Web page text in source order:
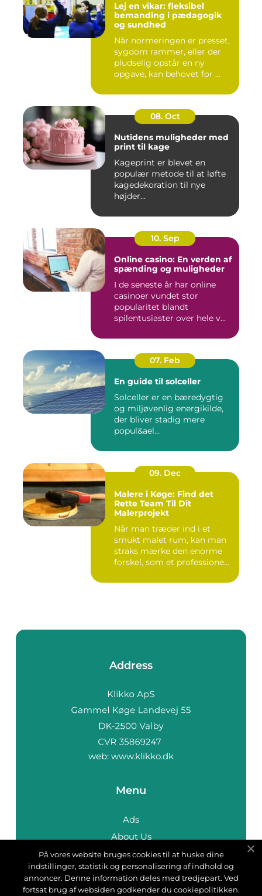
Lej en vikar: fleksibel
bemanding i pædagogik
og sundhed
Når normeringen er presset,
sygdom rammer, eller der
pludselig opstår en ny
opgave, kan behovet for ...
08. Oct
Nutidens muligheder med
print til kage
Kageprint er blevet en
populær metode til at løfte
kagedekoration til nye
højder...
10. Sep
Online casino: En verden af
spænding og muligheder
I de seneste år har online
casinoer vundet stor
popularitet blandt
spilentusiaster over hele v...
07. Feb
En guide til solceller
Solceller er en bæredygtig
og miljøvenlig energikilde,
der bliver stadig mere
popul&ael...
09. Dec
Malere i Køge: Find det
Rette Team Til Dit
Malerprojekt
Når man træder ind i et
smukt malet rum, kan man
straks mærke den enorme
forskel, som et professione...
Address
web: www.klikko.dk
Menu
Ads
About Us
Cookies
Contact
Sitemap
På vores website bruges cookies til at huske dine
indstillinger, statistik og personalisering af indhold og
annoncer. Denne information deles med tredjepart. Ved
fortsat brug af websiden godkender du cookiepolitikken.